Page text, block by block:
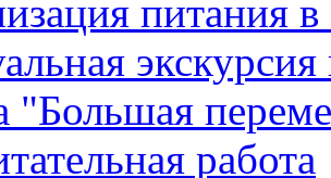
питания в
"Большая
работа